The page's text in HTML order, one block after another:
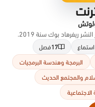
ريفرهاد بوك سنة 2019.
17فصل
البرمجة وهندسة البرمجيات
والمجتمع الحديث
الاجتماعية